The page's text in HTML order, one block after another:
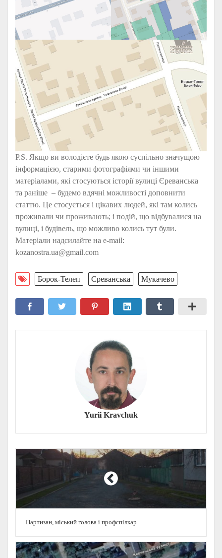
P.S. Якщо ви володієте будь якою суспільно значущою
інформацією, старими фотографіями чи іншими
матеріалами, які стосуються історії вулиці Єреванська
та раніше – будемо вдячні можливості доповнити
статтю. Це стосується і цікавих людей, які там колись
проживали чи проживають; і подій, що відбувалися на
вулиці, і будівель, що можливо колись тут були.
Матеріали надсилайте на e-mail:
kozanostra.ua@gmail.com
Борок-Телеп Єреванська Мукачево
Yurii Kravchuk
Партизан, міський голова і профспілкар